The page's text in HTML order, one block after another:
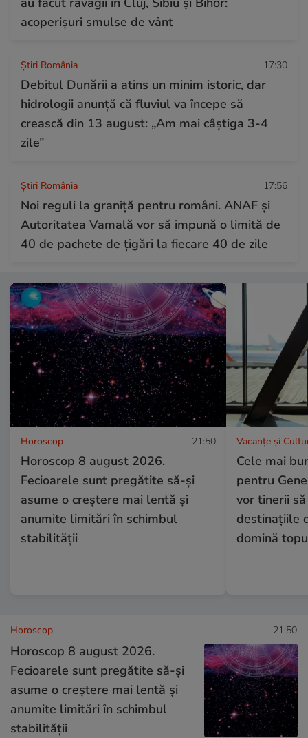
acoperișuri smulse de vânt
Știri România 17:30
Debitul Dunării a atins un minim istoric, dar
hidrologii anunță că fluviul va începe să
crească din 13 august: „Am mai câștiga 3-4
zile”
Știri România 17:56
Noi reguli la graniță pentru români. ANAF și
Autoritatea Vamală vor să impună o limită de
40 de pachete de țigări la fiecare 40 de zile
Horoscop 21:50
Horoscop 8 august 2026.
Fecioarele sunt pregătite să-și
asume o creștere mai lentă și
anumite limitări în schimbul
stabilității
Vacanțe și
Cele mai
pentru
vor tinerii
destinațiile
domină
Horoscop 21:50
Horoscop 8 august 2026.
Fecioarele sunt pregătite să-și
asume o creștere mai lentă și
anumite limitări în schimbul
stabilității